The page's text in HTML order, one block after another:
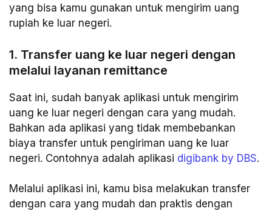
yang bisa kamu gunakan untuk mengirim uang
rupiah ke luar negeri.
1. Transfer uang ke luar negeri dengan
melalui layanan remittance
Saat ini, sudah banyak aplikasi untuk mengirim
uang ke luar negeri dengan cara yang mudah.
Bahkan ada aplikasi yang tidak membebankan
biaya transfer untuk pengiriman uang ke luar
negeri. Contohnya adalah aplikasi digibank by DBS.
Melalui aplikasi ini, kamu bisa melakukan transfer
dengan cara yang mudah dan praktis dengan